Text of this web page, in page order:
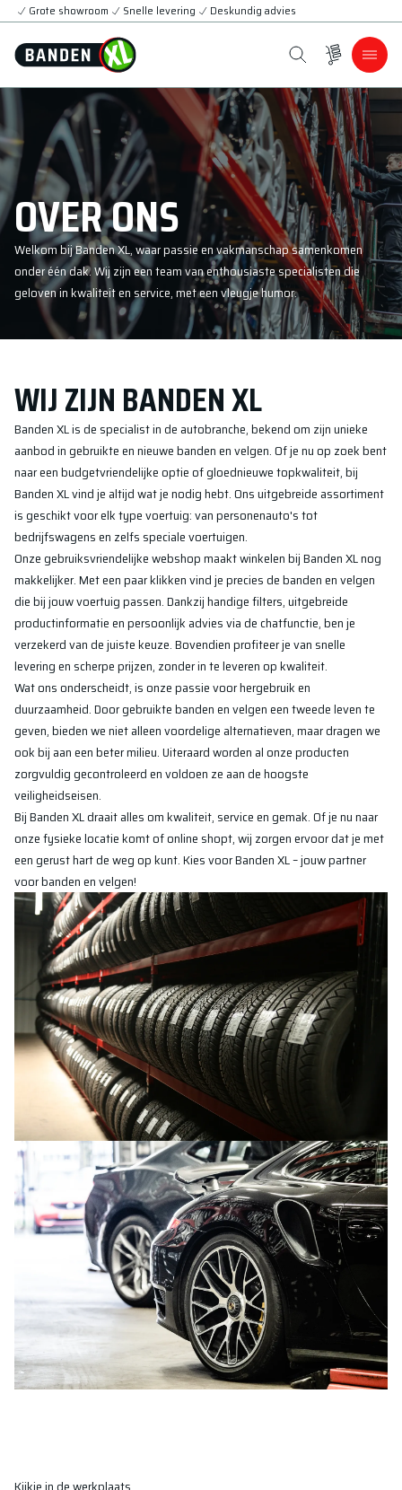
Grote showroom Snelle levering Deskundig advies
OVER ONS
Welkom bij Banden XL, waar passie en vakmanschap samenkomen
onder één dak. Wij zijn een team van enthousiaste specialisten die
geloven in kwaliteit en service, met een vleugje humor.
WIJ ZIJN BANDEN XL
Banden XL is de specialist in de autobranche, bekend om zijn unieke
aanbod in gebruikte en nieuwe banden en velgen. Of je nu op zoek bent
naar een budgetvriendelijke optie of gloednieuwe topkwaliteit, bij
Banden XL vind je altijd wat je nodig hebt. Ons uitgebreide assortiment
is geschikt voor elk type voertuig: van personenauto's tot
bedrijfswagens en zelfs speciale voertuigen.
Onze gebruiksvriendelijke webshop maakt winkelen bij Banden XL nog
makkelijker. Met een paar klikken vind je precies de banden en velgen
die bij jouw voertuig passen. Dankzij handige filters, uitgebreide
productinformatie en persoonlijk advies via de chatfunctie, ben je
verzekerd van de juiste keuze. Bovendien profiteer je van snelle
levering en scherpe prijzen, zonder in te leveren op kwaliteit.
Wat ons onderscheidt, is onze passie voor hergebruik en
duurzaamheid. Door gebruikte banden en velgen een tweede leven te
geven, bieden we niet alleen voordelige alternatieven, maar dragen we
ook bij aan een beter milieu. Uiteraard worden al onze producten
zorgvuldig gecontroleerd en voldoen ze aan de hoogste
veiligheidseisen.
Bij Banden XL draait alles om kwaliteit, service en gemak. Of je nu naar
onze fysieke locatie komt of online shopt, wij zorgen ervoor dat je met
een gerust hart de weg op kunt. Kies voor Banden XL – jouw partner
voor banden en velgen!